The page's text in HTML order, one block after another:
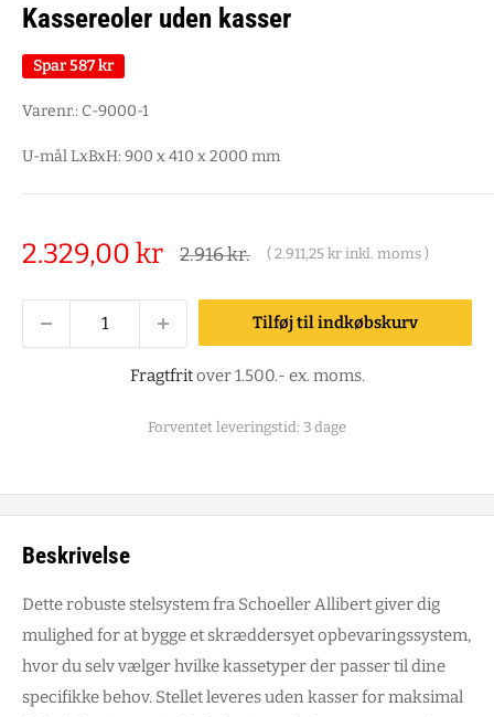
Kassereoler uden kasser
Spar587 kr
Varenr.: C-9000-1
U-mål LxBxH: 900 x 410 x 2000 mm
Salgspris
2.329,00 kr
Alm.
2.916 kr. ( 2.911,25 kr inkl. moms )
Tilføj til indkøbskurv
Fragtfritover 1.500.- ex. moms.
Forventet leveringstid: 3 dage
Beskrivelse
Dette robuste stelsystem fra Schoeller Allibert giver dig
mulighed for at bygge et skræddersyet opbevaringssystem,
hvor du selv vælger hvilke kassetyper der passer til dine
specifikke behov. Stellet leveres uden kasser for maksimal